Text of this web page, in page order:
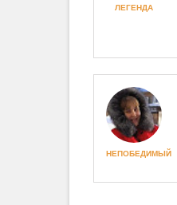
ЛЕГЕНДА
НЕПОБЕДИМЫЙ